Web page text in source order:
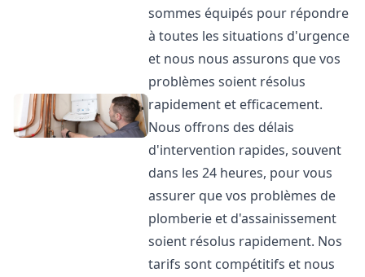
sommes équipés pour répondre
à toutes les situations d'urgence
et nous nous assurons que vos
problèmes soient résolus
rapidement et efficacement.
Nous offrons des délais
d'intervention rapides, souvent
dans les 24 heures, pour vous
assurer que vos problèmes de
plomberie et d'assainissement
soient résolus rapidement. Nos
tarifs sont compétitifs et nous